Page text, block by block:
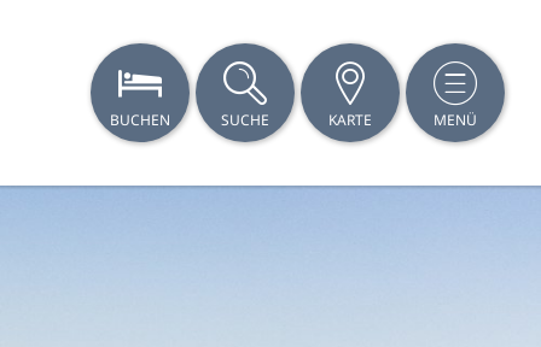
BUCHEN SUCHE KARTE MENÜ